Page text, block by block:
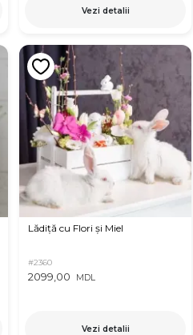
Vezi detalii
Lădiță cu Flori și Miel
#2360
2099,00 MDL
Vezi detalii